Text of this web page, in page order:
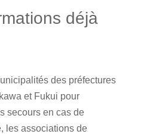
déjà
des préfectures
et Fukui pour
secours en cas de
les associations de